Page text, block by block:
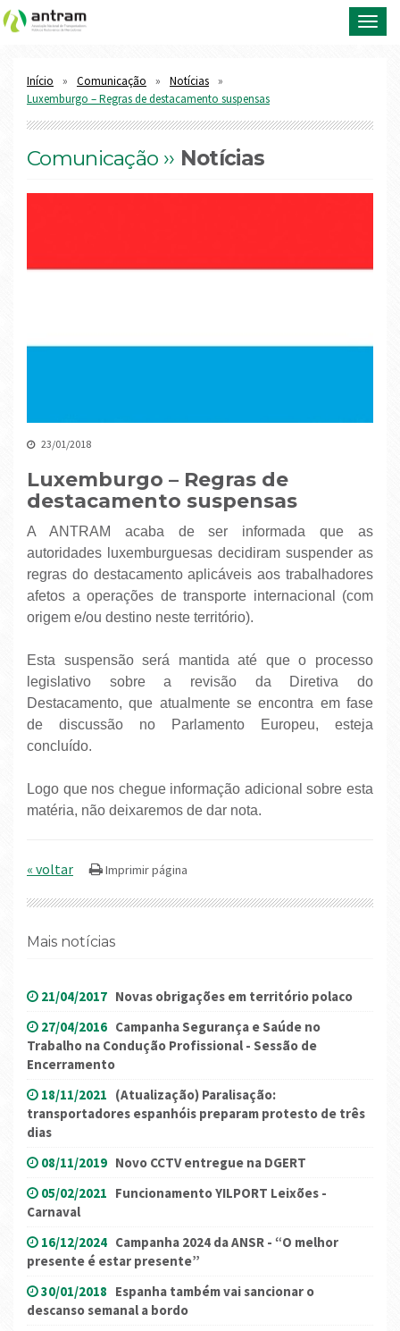
Início Comunicação
Notícias
Luxemburgo – Regras de destacamento suspensas
Comunicação ›› Notícias
23/01/2018
Luxemburgo – Regras de
destacamento suspensas
A ANTRAM acaba de ser informada que as
autoridades luxemburguesas decidiram suspender as
regras do destacamento aplicáveis aos trabalhadores
afetos a operações de transporte internacional (com
origem e/ou destino neste território).
Esta suspensão será mantida até que o processo
legislativo sobre a revisão da Diretiva do
Destacamento, que atualmente se encontra em fase
de discussão no Parlamento Europeu, esteja
concluído.
Logo que nos chegue informação adicional sobre esta
matéria, não deixaremos de dar nota.
« voltar
Mais notícias
21/04/2017 Novas obrigações em território polaco
27/04/2016 Campanha Segurança e Saúde no
Trabalho na Condução Profissional - Sessão de
Encerramento
18/11/2021 (Atualização) Paralisação:
transportadores espanhóis preparam protesto de três
dias
08/11/2019 Novo CCTV entregue na DGERT
05/02/2021 Funcionamento YILPORT Leixões -
Carnaval
16/12/2024 Campanha 2024 da ANSR - “O melhor
presente é estar presente”
30/01/2018 Espanha também vai sancionar o
descanso semanal a bordo